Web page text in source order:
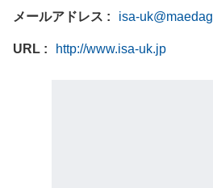
メールアドレス isa-
URL http://www.isa-uk.jp